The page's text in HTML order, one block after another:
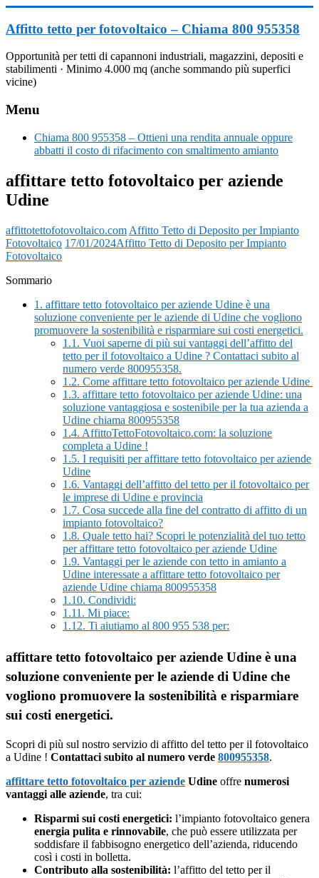
al
contenuto
Affitto tetto per fotovoltaico – Chiama 800 955358
Opportunità per tetti di capannoni industriali, magazzini, depositi e
stabilimenti · Minimo 4.000 mq (anche sommando più superfici
vicine)
Menu
Chiama 800 955358 – Ottieni una rendita annuale oppure
abbatti il costo di rifacimento con smaltimento amianto
affittare tetto fotovoltaico per aziende
Udine
affittotettofotovoltaico.com Affitto Tetto di Deposito per Impianto
Fotovoltaico 17/01/2024Affitto Tetto di Deposito per Impianto
Fotovoltaico
Sommario
1. affittare tetto fotovoltaico per aziende Udine è una
soluzione conveniente per le aziende di Udine che vogliono
promuovere la sostenibilità e risparmiare sui costi energetici.
1.1. Vuoi saperne di più sui vantaggi dell’affitto del
tetto per il fotovoltaico a Udine ? Contattaci subito al
numero verde 800955358.
1.2. Come affittare tetto fotovoltaico per aziende Udine
1.3. affittare tetto fotovoltaico per aziende Udine: una
soluzione vantaggiosa e sostenibile per la tua azienda a
Udine chiama 800955358
1.4. AffittoTettoFotovoltaico.com: la soluzione
completa a Udine !
1.5. I requisiti per affittare tetto fotovoltaico per aziende
Udine
1.6. Vantaggi dell’affitto del tetto per il fotovoltaico per
le imprese di Udine e provincia
1.7. Cosa succede alla fine del contratto di affitto di un
impianto fotovoltaico?
1.8. Quale tetto hai? Scopri le potenzialità del tuo tetto
per affittare tetto fotovoltaico per aziende Udine
1.9. Vantaggi per le aziende con tetto in amianto a
Udine interessate a affittare tetto fotovoltaico per
aziende Udine chiama 800955358
1.10. Condividi:
1.11. Mi piace:
1.12. Ti aiutiamo al 800 955 538 per:
affittare tetto fotovoltaico per aziende Udine è una
soluzione conveniente per le aziende di Udine che
vogliono promuovere la sostenibilità e risparmiare
sui costi energetici.
Scopri di più sul nostro servizio di affitto del tetto per il fotovoltaico
a Udine ! Contattaci subito al numero verde 800955358.
affittare tetto fotovoltaico per aziende Udine offre numerosi
vantaggi alle aziende, tra cui:
Risparmi sui costi energetici: l’impianto fotovoltaico genera
energia pulita e rinnovabile, che può essere utilizzata per
soddisfare il fabbisogno energetico dell’azienda, riducendo
così i costi in bolletta.
Contributo alla sostenibilità: l’affitto del tetto per il